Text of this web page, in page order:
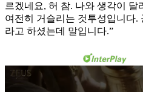
르겠네요, 허 참. 나와 생각이
여전히 거슬리는 것투성입니다.
라고 하셨는데 말입니다.”